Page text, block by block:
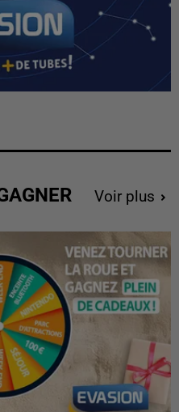
Voir plus